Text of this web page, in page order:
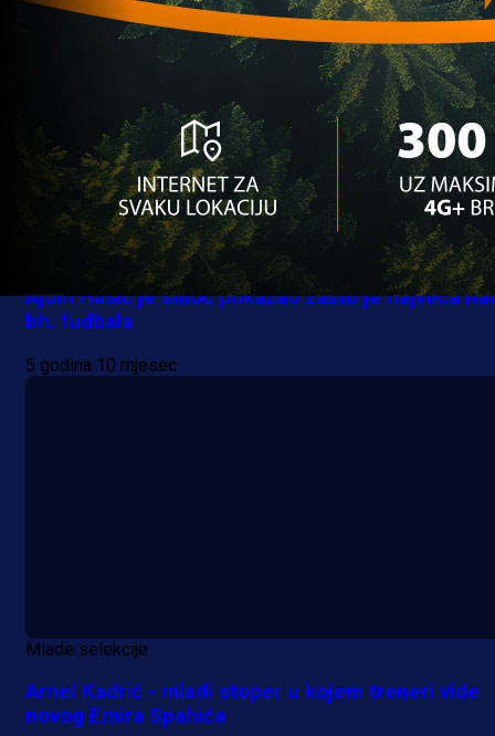
Mlade selekcije
Ajdin Hasić je sinoć pokazao zašto je najveća
bh. fudbala
5 godina 10 mjesec
Mlade selekcije
Arnel Kadrić - mladi stoper u kojem treneri vide
novog Emira Spahića